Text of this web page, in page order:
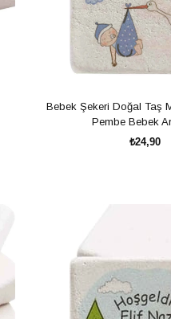
Bebek Şekeri Doğal Taş
Pembe Bebek
₺24,90